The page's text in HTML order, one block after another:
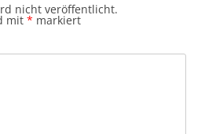
nicht veröffentlicht.
mit * markiert